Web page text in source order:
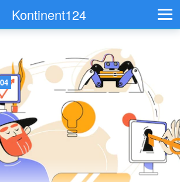
Kontinent124